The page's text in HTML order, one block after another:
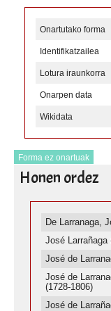
Onartutako forma
Identifikatzailea
Lotura iraunkorra
Onarpen data
Wikidata
Forma ez onartuak
Honen ordez
De Larranaga,
José Larrañaga
José de
José de
(1728-1806)
José de